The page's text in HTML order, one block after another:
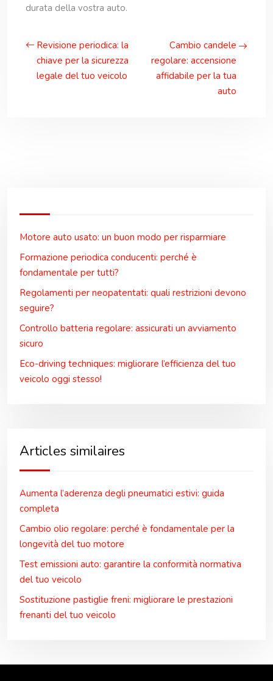
durata della vostra auto.
Revisione periodica: la
chiave per la sicurezza
legale del tuo veicolo
Cambio candele
regolare: accensione
affidabile per la tua
auto
Motore auto usato: un buon modo per risparmiare
Formazione periodica conducenti: perché è
fondamentale per tutti?
Regolamenti per neopatentati: quali restrizioni devono
seguire?
Controllo batteria regolare: assicurati un avviamento
sicuro
Eco-driving techniques: migliorare l’efficienza del tuo
veicolo oggi stesso!
Articles similaires
Aumenta l’aderenza degli pneumatici estivi: guida
completa
Cambio olio regolare: perché è fondamentale per la
longevità del tuo motore
Test emissioni auto: garantire la conformità normativa
del tuo veicolo
Sostituzione pastiglie freni: migliorare le prestazioni
frenanti del tuo veicolo